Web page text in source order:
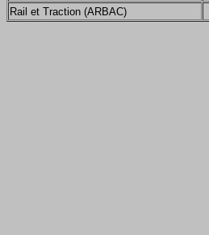
Rail et Traction (ARBAC)